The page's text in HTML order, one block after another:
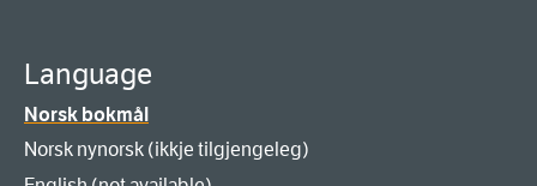
Language
Norsk bokmål
Norsk nynorsk (ikkje tilgjengeleg)